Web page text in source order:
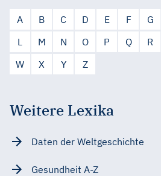
A B C D E F G
L
M N O P Q R
W
X Y Z
Weitere Lexika
Daten der Weltgeschichte
Gesundheit A-Z